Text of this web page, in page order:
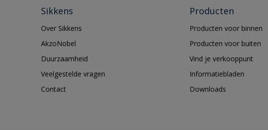
Sikkens
Over Sikkens
AkzoNobel
Duurzaamheid
Veelgestelde vragen
Contact
Producten
Producten voor binnen
Producten voor buiten
Vind je verkooppunt
Informatiebladen
Downloads